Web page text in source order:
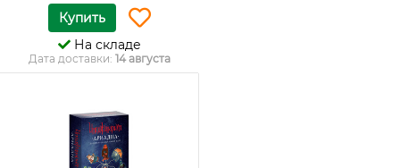
Купить
На складе
Дата доставки: 14 августа